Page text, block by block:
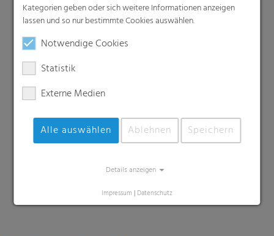
High-tech protection
Easy installation
Lightweight
Superior grip
50 Years limited warranty* (under certain
installation conditions)
Kategorien geben oder sich weitere Informationen anzeigen
lassen und so nur bestimmte Cookies auswählen.
Notwendige Cookies
Statistik
Externe Medien
Alle auswählen Ablehnen Speichern
Details anzeigen
Impressum | Datenschutz